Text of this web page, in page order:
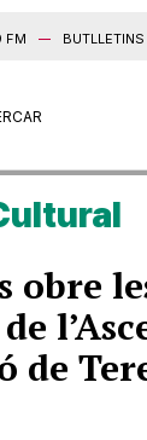
FM BUTLLETINS
obre
de